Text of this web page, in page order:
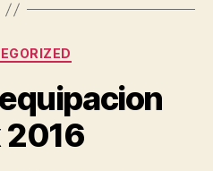
Categorías
2016